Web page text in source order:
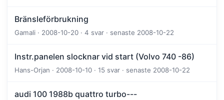
Bränsleförbrukning
Gamali · 2008-10-20 · 4 svar · senaste 2008-10-22
Instr.panelen slocknar vid start (Volvo 740 -86)
Hans-Orjan · 2008-10-10 · 15 svar · senaste 2008-10-22
audi 100 1988b quattro turbo---